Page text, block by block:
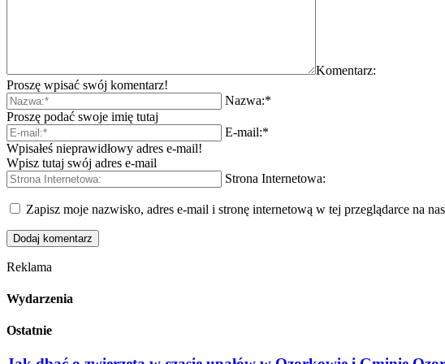
Komentarz:
Proszę wpisać swój komentarz!
Nazwa:*
Proszę podać swoje imię tutaj
E-mail:*
Wpisałeś nieprawidłowy adres e-mail!
Wpisz tutaj swój adres e-mail
Strona Internetowa:
Zapisz moje nazwisko, adres e-mail i stronę internetową w tej przeglądarce na
Reklama
Wydarzenia
Ostatnie